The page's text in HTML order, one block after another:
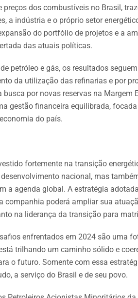
dos combustíveis no Brasil,
a indústria e o próprio setor
do portfólio de projetos e a
das atuais políticas.
petróleo e gás, os resultados
da utilização das refinarias e por
busca por novas reservas na
gestão financeira equilibrada,
do país.
fortemente na transição
nacional, mas
a agenda global. A estratégia
companhia poderá ampliar sua
na liderança da transição para
enfrentados em 2024 são uma
trilhando um caminho sólido e
o futuro. Somente com essa
a serviço do Brasil e de seu povo.